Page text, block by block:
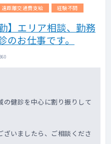
遠距離交通費支給 経験不問
】エリア相談、勤務
お仕事です。
健診を中心に割り振りして
いましたら、ご相談くださ